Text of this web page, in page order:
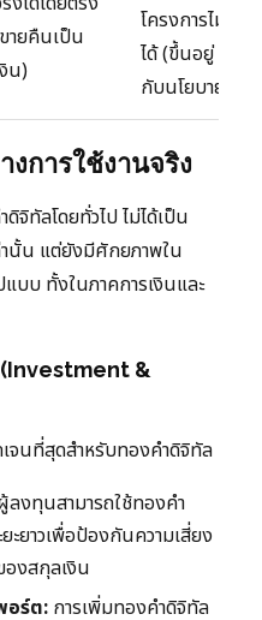
ายคืนเป็น
น)
โครงการไม่
ได้ (ขึ้นอยู่
กับนโยบาย)
การใช้งานจริง
จิทัลโดยทั่วไป ไม่ได้เป็น
นั้น แต่ยังมีศักยภาพใน
บบ ทั้งในภาคการเงินและ
&
จนที่สุดสำหรับทองคำดิจิทัล
ลงทุนสามารถใช้ทองคำ
ยาวเพื่อป้องกันความเสี่ยง
องสกุลเงิน
อร์ต: การเพิ่มทองคำดิจิทัล